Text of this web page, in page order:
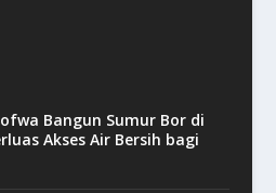
Bangun Sumur Bor di
Akses Air Bersih bagi